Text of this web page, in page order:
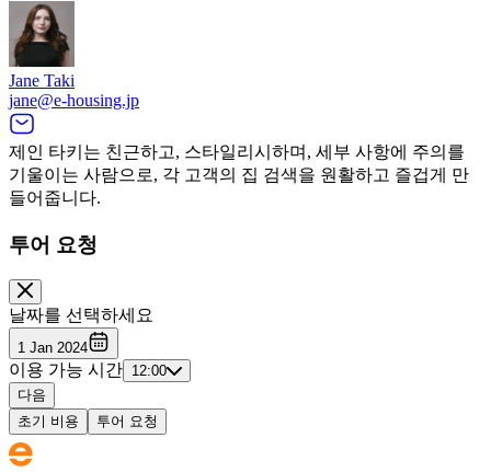
Jane Taki
jane@e-housing.jp
제인 타키는 친근하고, 스타일리시하며, 세부 사항에 주의를
기울이는 사람으로, 각 고객의 집 검색을 원활하고 즐겁게 만
들어줍니다.
투어 요청
날짜를 선택하세요
1 Jan 2024
이용 가능 시간 12:00
다음
초기 비용
투어 요청